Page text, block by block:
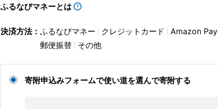
ふるなびマネーとは
決済方法： ふるなびマネー クレジットカード Amazon Pay
郵便振替
その他
寄附申込みフォームで使い道を選んで寄附する